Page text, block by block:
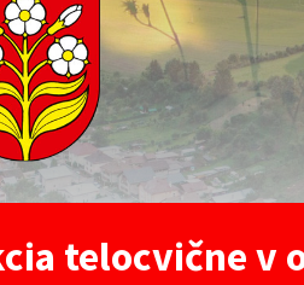
telocvične v